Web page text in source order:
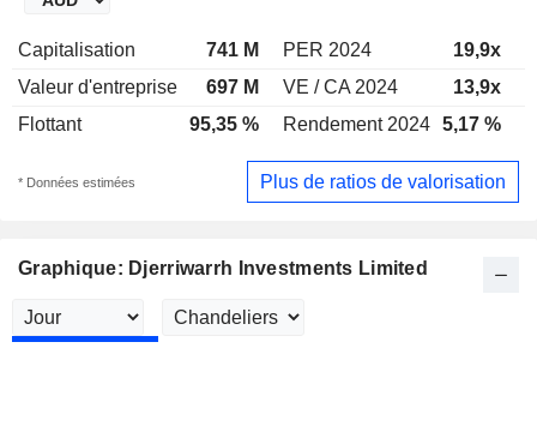
Capitalisation 741 M PER 2024 19,9x
Valeur d'entreprise
697 M VE / CA 2024 13,9x
Flottant
95,35 % Rendement 2024 5,17 %
* Données estimées Plus de ratios de valorisation
Graphique: Djerriwarrh Investments Limited